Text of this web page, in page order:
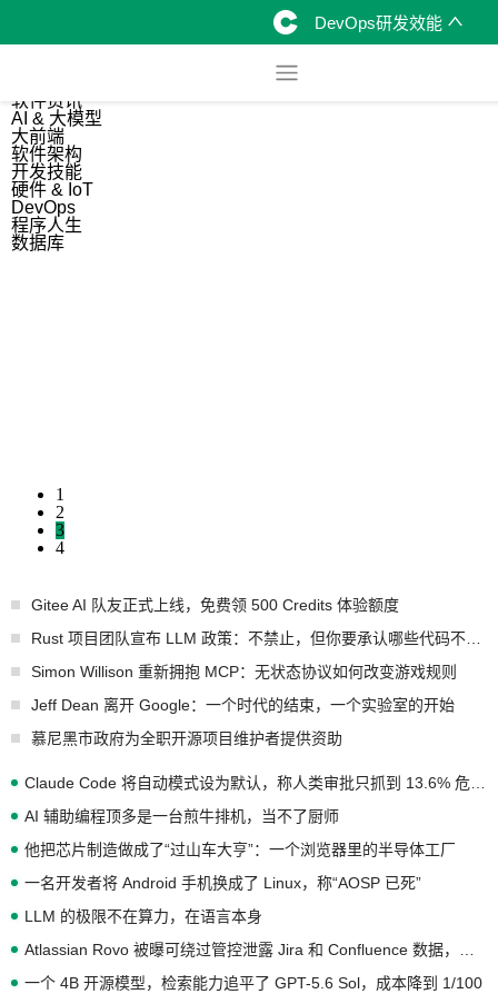
DevOps研发效能
软件资讯
AI & 大模型
大前端
软件架构
开发技能
硬件 & IoT
DevOps
程序人生
数据库
1
2
3
4
Gitee AI 队友正式上线，免费领 500 Credits 体验额度
Simon Willison 重新拥抱 MCP：无状态协议如何改变游戏规则
Jeff Dean 离开 Google：一个时代的结束，一个实验室的开始
慕尼黑市政府为全职开源项目维护者提供资助
AI 辅助编程顶多是一台煎牛排机，当不了厨师
他把芯片制造做成了“过山车大亨”：一个浏览器里的半导体工厂
一名开发者将 Android 手机换成了 Linux，称“AOSP 已死”
LLM 的极限不在算力，在语言本身
一个 4B 开源模型，检索能力追平了 GPT-5.6 Sol，成本降到 1/100